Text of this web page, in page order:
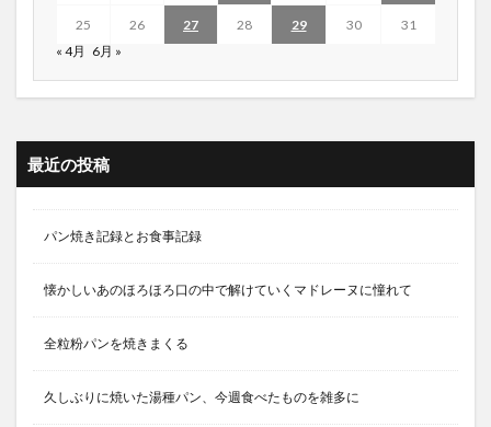
25 26 27 28 29 30
31
« 4月 6月 »
最近の投稿
パン焼き記録とお食事記録
懐かしいあのほろほろ口の中で解けていくマドレーヌに憧れて
全粒粉パンを焼きまくる
久しぶりに焼いた湯種パン、今週食べたものを雑多に